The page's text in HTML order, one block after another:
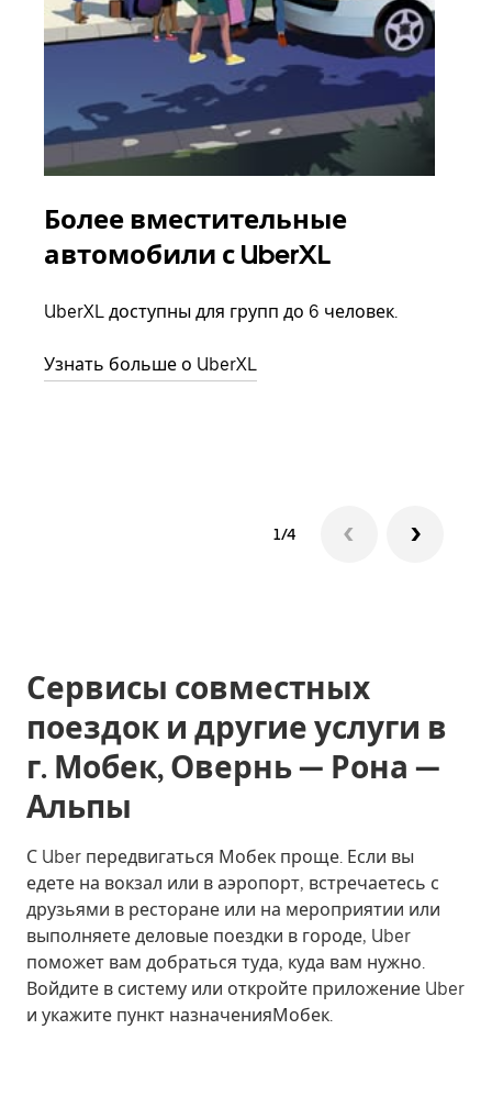
Более вместительные
автомобили с UberXL
UberXL доступны для групп до 6 человек.
Узнать больше о UberXL
1/4
Сервисы совместных
поездок и другие услуги в
г. Мобек, Овернь — Рона —
Альпы
С Uber передвигаться Мобек проще. Если вы
едете на вокзал или в аэропорт, встречаетесь с
друзьями в ресторане или на мероприятии или
выполняете деловые поездки в городе, Uber
поможет вам добраться туда, куда вам нужно.
Войдите в систему или откройте приложение Uber
и укажите пункт назначенияМобек.